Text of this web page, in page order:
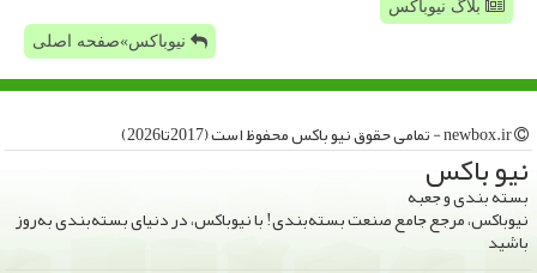
بلاگ نیوباکس
نیوباکس»صفحه اصلی
نیو باكس
بسته بندی و جعبه
نیوباکس، مرجع جامع صنعت بسته‌بندی! با نیوباکس، در دنیای بسته‌بندی به‌روز
باشید